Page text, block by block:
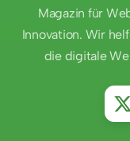
Magazin für
Innovation. Wir
die digitale